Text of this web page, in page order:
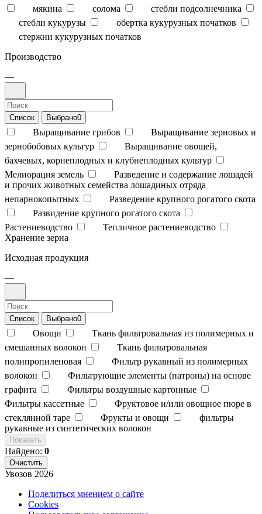
мякина
солома
стебли подсолнечника
стебли кукурузы
обертка кукурузных початков
стержни кукурузных початков
Производство
—
Список Выбрано0
Выращивание грибов
Выращивание зерновых и
зернобобовых культур
Выращивание овощей,
бахчевых, корнеплодных и клубнеплодных культур
Мелиорация земель
Разведение и содержание лошадей
и прочих животных семейства лошадиных отряда
непарнокопытных
Разведение крупного рогатого скота
Развидение крупного рогатого скота
Растениеводство
Тепличное растениеводство
Хранение зерна
Исходная продукция
—
Список Выбрано0
Овощи
Ткань фильтровальная из полимерных и
смешанных волокон
Ткань фильтровальная
полипропиленовая
Фильтр рукавный из полимерных
волокон
Фильтрующие элементы (патроны) на основе
графита
Фильтры воздушные картонные
Фильтры кассетные
Фруктовое и/или овощное пюре в
стеклянной таре
Фрукты и овощи
фильтры
рукавные из синтетических волокон
Показать
Найдено: 0
Очистить
Увозов 2026
Поделиться мнением о сайте
Cookies